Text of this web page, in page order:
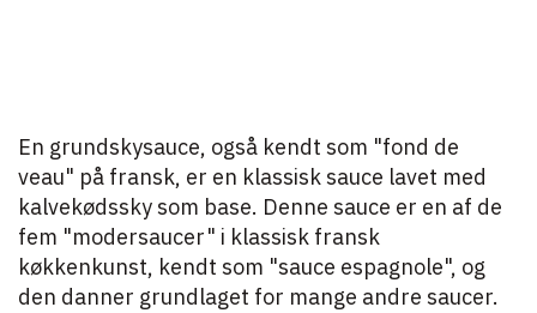
En grundskysauce, også kendt som "fond de
veau" på fransk, er en klassisk sauce lavet med
kalvekødssky som base. Denne sauce er en af de
fem "modersaucer" i klassisk fransk
køkkenkunst, kendt som "sauce espagnole", og
den danner grundlaget for mange andre saucer.